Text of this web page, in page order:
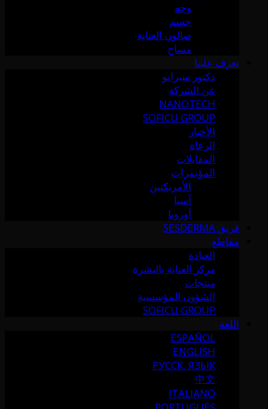
وجه
جسم
صالون العناية
مساج
تعرف علينا
دكتور سيرانو
عن الشركة
NANOTECH
SOFICU GROUP
الأخبار
الرعاة
المقابلات
المؤتمرات
الأمريكتين
آسيا
أوروبا
فريق SESDERMA
مقاطع
العيادة
مركز العناية بالبشرة
منتجات
الشؤون المؤسسية
SOFICU GROUP
اللغة
ESPAÑOL
ENGLISH
РУССК. ЯЗЫК
中文
ITALIANO